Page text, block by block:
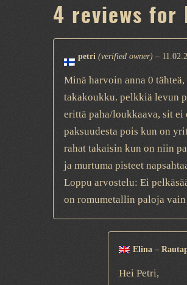
4 reviews for
petri (verified owner) –
Minä harvoin anna 0
takakoukku. pelkkiä levun
erittä paha/loukkaava, sit
paksuudesta pois kun on
rahat takaisin kun on niin
ja murtuma pisteet
Loppu arvostelu: Ei
on romumetallin paloja
Elina –
Hei Petri,